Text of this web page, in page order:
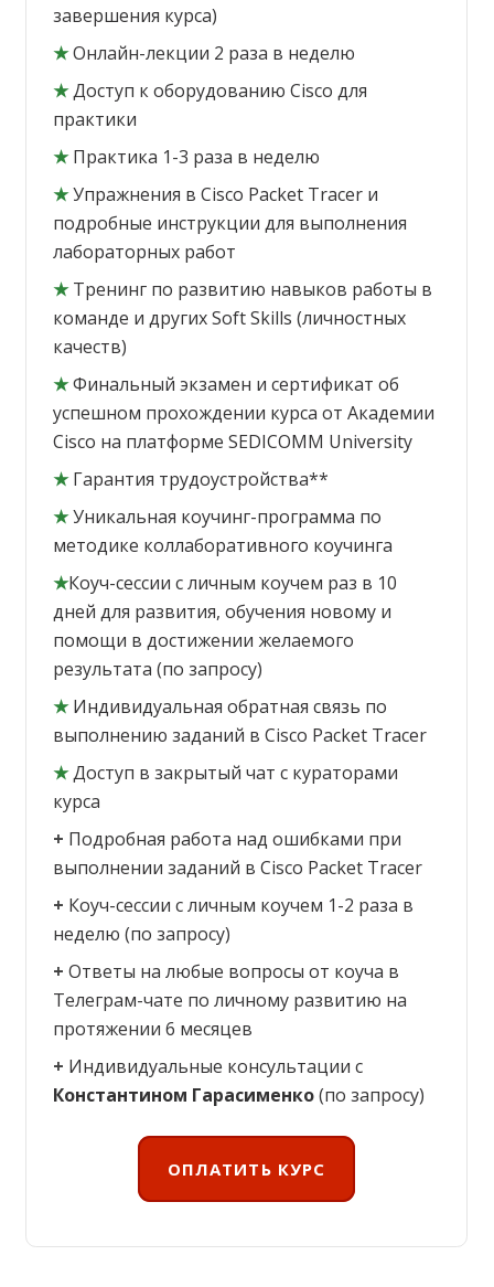
завершения курса)
★Онлайн-лекции 2 раза в неделю
★Доступ к оборудованию Cisco для
практики
★ Практика 1-3 раза в неделю
★Упражнения в Cisco Packet Tracer и
подробные инструкции для выполнения
лабораторных работ
★ Тренинг по развитию навыков работы в
команде и других Soft Skills (личностных
качеств)
★Финальный экзамен и сертификат об
успешном прохождении курса от Академии
Cisco на платформе SEDICOMM University
★ Гарантия трудоустройства**
★Уникальная коучинг-программа по
методике коллаборативного коучинга
★Коуч-сессии с личным коучем раз в 10
дней для развития, обучения новому и
помощи в достижении желаемого
результата (по запросу)
★ Индивидуальная обратная связь по
выполнению заданий в Cisco Packet Tracer
★Доступ в закрытый чат с кураторами
курса
+ Подробная работа над ошибками при
выполнении заданий в Cisco Packet Tracer
+ Коуч-сессии с личным коучем 1-2 раза в
неделю (по запросу)
+ Ответы на любые вопросы от коуча в
Телеграм-чате по личному развитию на
протяжении 6 месяцев
+ Индивидуальные консультации с
Константином Гарасименко(по запросу)
ОПЛАТИТЬ КУРС